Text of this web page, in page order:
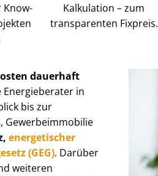
Know-
Kalkulation – zum
transparenten Fixpreis.
dauerhaft
in
bis zur
Ge­wer­be­im­mo­bi­lie
energetischer
(GEG). Darüber
weiteren